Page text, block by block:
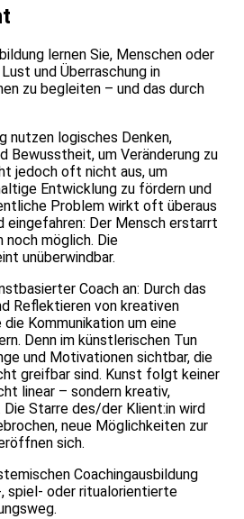
lernen Sie, Menschen oder
und Überraschung in
zu begleiten – und das durch
nutzen logisches Denken,
Bewusstheit, um Veränderung zu
jedoch oft nicht aus, um
Entwicklung zu fördern und
Problem wirkt oft überaus
eingefahren: Der Mensch erstarrt
noch möglich. Die
unüberwindbar.
Coach an: Durch das
Reflektieren von kreativen
die Kommunikation um eine
Denn im künstlerischen Tun
und Motivationen sichtbar, die
greifbar sind. Kunst folgt keiner
linear – sondern kreativ,
Starre des/der Klient:in wird
neue Möglichkeiten zur
sich.
Coachingausbildung
spiel- oder ritualorientierte